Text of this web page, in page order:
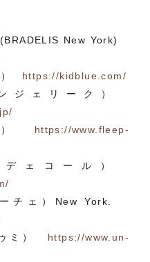
New York)
） https://kidblue.com/
ンジェリーク）
） https://www.fleep-
デェコール）
チェ）New York.
ゥミ） https://www.un-